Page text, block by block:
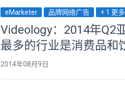
eMarketer 品牌网络广告 + 1 更多
Videology：2014年Q2
最多的行业是消费品和
2014年08月9日